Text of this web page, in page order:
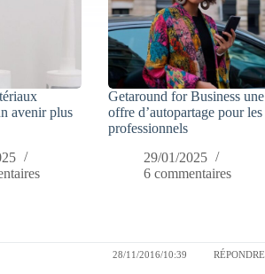
avenir plus
Getaround for Business une
offre d’autopartage pour les
professionnels
29/01/2025
6 commentaires
28/11/2016/10:39 RÉPONDRE